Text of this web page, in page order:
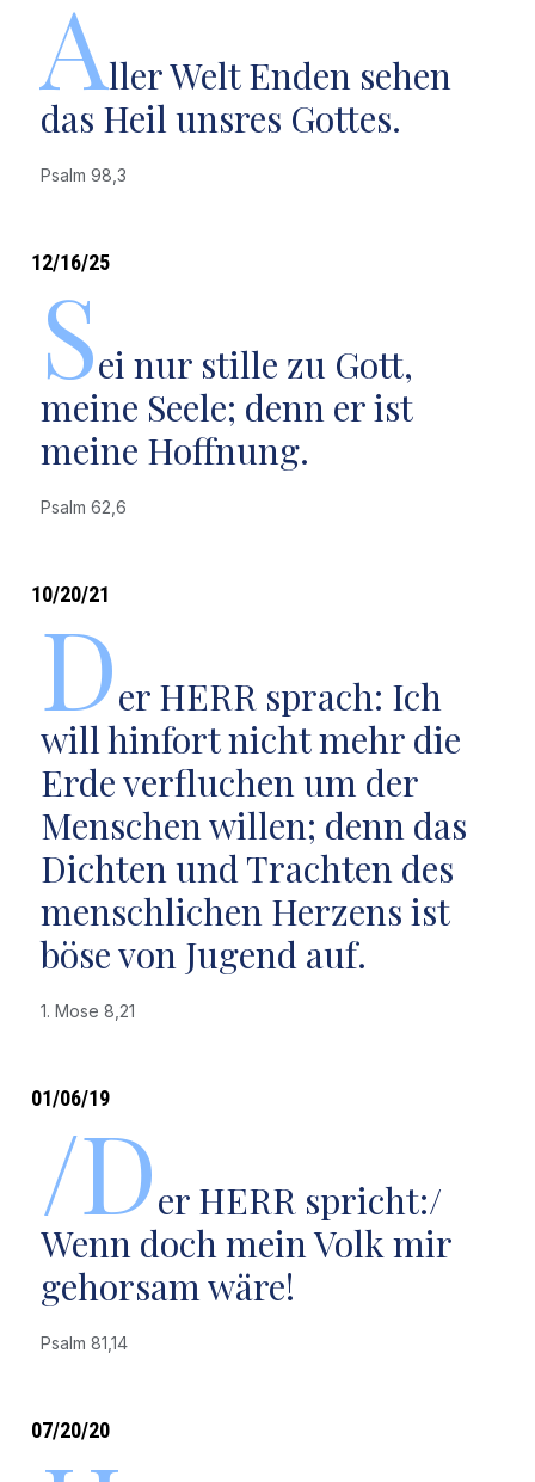
Aller Welt Enden sehen
das Heil unsres Gottes.
Psalm 98,3
12/16/25
Sei nur stille zu Gott,
meine Seele; denn er ist
meine Hoffnung.
Psalm 62,6
10/20/21
Der HERR sprach: Ich
will hinfort nicht mehr die
Erde verfluchen um der
Menschen willen; denn das
Dichten und Trachten des
menschlichen Herzens ist
böse von Jugend auf.
1. Mose 8,21
01/06/19
/Der HERR spricht:/
Wenn doch mein Volk mir
gehorsam wäre!
Psalm 81,14
07/20/20